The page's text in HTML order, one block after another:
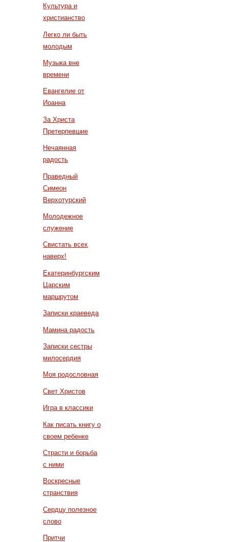
Культура и
христианство
Легко ли быть
молодым
Музыка вне
времени
Евангелие от
Иоанна
За Христа
Претерпевшие
Нечаянная
радость
Праведный
Симеон
Верхотурский
Молодежное
служение
Свистать всех
наверх!
Екатеринбургским
Царским
маршрутом
Записки краеведа
Мамина радость
Записки сестры
милосердия
Моя родословная
Свет Христов
Игра в классики
Как писать книгу о
своем ребенке
Страсти и борьба
с ними
Воскресные
странствия
Сердцу полезное
слово
Притчи